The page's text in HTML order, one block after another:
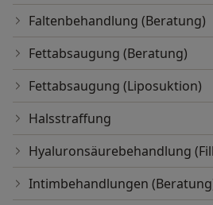
Faltenbehandlung (Beratung)
Fettabsaugung (Beratung)
Fettabsaugung (Liposuktion)
Halsstraffung
Hyaluronsäurebehandlung
Intimbehandlungen